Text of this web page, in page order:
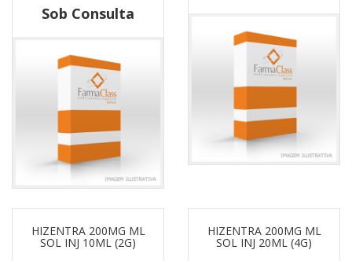
Sob Consulta
HIZENTRA 200MG ML
SOL INJ 10ML (2G)
HIZENTRA 200MG ML
SOL INJ 20ML (4G)